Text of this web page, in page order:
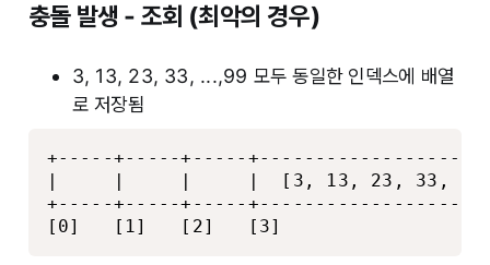
충돌 발생 - 조회 (최악의 경우)
3, 13, 23, 33, ...,99 모두 동일한 인덱스에 배열
로 저장됨
+-----+-----+-----
|     |     |     |  [3, 13, 23, 33,
+-----+-----+-----
[0]   [1]   [2]   [3]